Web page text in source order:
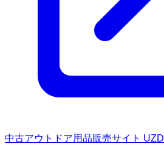
中古アウトドア用品販売サイト UZD